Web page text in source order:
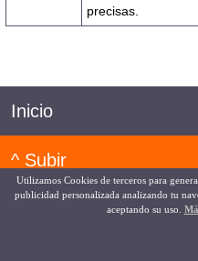
Utilizamos Cookies de terceros para
publicidad personalizada analizando tu
aceptando su uso.
precisas.
Inicio
^ Subir
Política Privacidad